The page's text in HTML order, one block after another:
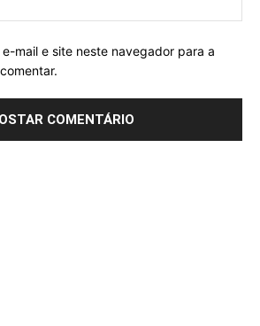
e-mail e site neste navegador para a